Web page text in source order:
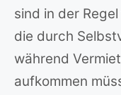
sind in der
die durch
während
aufkommen